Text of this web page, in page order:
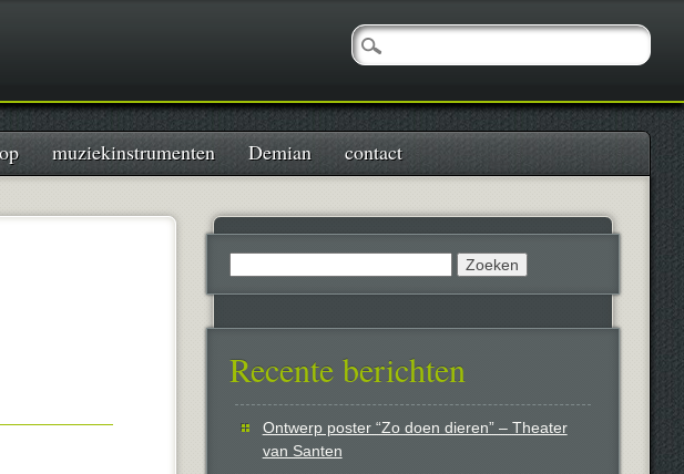
muziekinstrumenten Demian contact
Recente berichten
Ontwerp poster “Zo doen dieren” – Theater
van Santen